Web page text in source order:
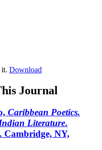
it. Download
Journal
Caribbean Poetics.
Literature.
Cambridge, NY,